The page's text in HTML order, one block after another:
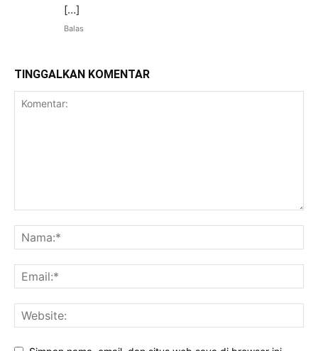
[…]
Balas
TINGGALKAN KOMENTAR